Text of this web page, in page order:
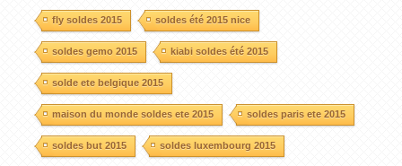
fly soldes 2015 soldes été 2015 nice
soldes gemo 2015 kiabi soldes été 2015
solde ete belgique 2015
maison du monde soldes ete 2015 soldes paris ete 2015
soldes but 2015 soldes luxembourg 2015